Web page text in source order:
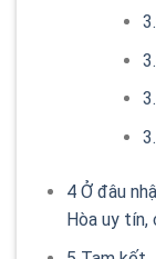
4Ở đâu
Hòa uy tín,